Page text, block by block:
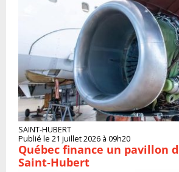
SAINT-HUBERT
Publié le 21 juillet 2026 à 09h20
Québec finance un pavillon
Saint‑Hubert